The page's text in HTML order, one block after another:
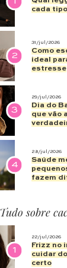
cada
2
31/jul/2026
Como
ideal
estresse
3
29/jul/2026
Dia do
que vão
4
28/jul/2026
Saúde
fazem
Tudo sobre
1
22/jul/2026
Frizz no
cuidar
certo